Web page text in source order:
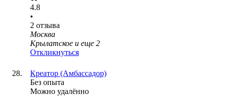
4.8
•
2 отзыва
Москва
Крылатское и еще 2
Откликнуться
Креатор (Амбаcсадор)
Без опыта
Можно удалённо